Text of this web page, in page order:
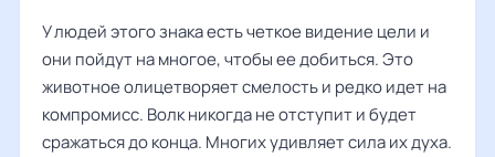
У людей этого знака есть четкое видение цели и
они пойдут на многое, чтобы ее добиться. Это
животное олицетворяет смелость и редко идет на
компромисс. Волк никогда не отступит и будет
сражаться до конца. Многих удивляет сила их духа.